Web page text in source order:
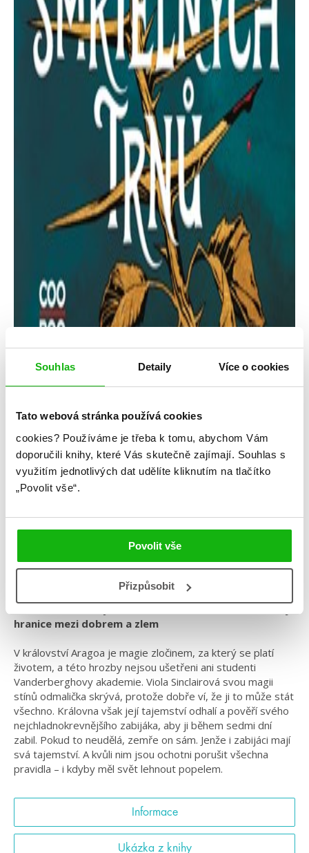
Souhlas Detaily Více o cookies
Tato webová stránka používá cookies
cookies? Používáme je třeba k tomu, abychom Vám
doporučili knihy, které Vás skutečně zajímají. Souhlas s
využitím jednotlivých dat udělíte kliknutím na tlačítko
„Povolit vše“.
Povolit vše
Přizpůsobit
Žánr: Fantasy
Sedm smrtelných trnů
#sedmsmrtelnýchtrnů
hranice mezi dobrem a zlem
V království Aragoa je magie zločinem, za který se platí
životem, a této hrozby nejsou ušetřeni ani studenti
Vanderberghovy akademie. Viola Sinclairová svou magii
stínů odmalička skrývá, protože dobře ví, že ji to může stát
všechno. Královna však její tajemství odhalí a pověří svého
nejchladnokrevnějšího zabijáka, aby ji během sedmi dní
zabil. Pokud to neudělá, zemře on sám. Jenže i zabijáci mají
svá tajemství. A kvůli nim jsou ochotni porušit všechna
pravidla – i kdyby měl svět lehnout popelem.
Informace
Ukázka z knihy